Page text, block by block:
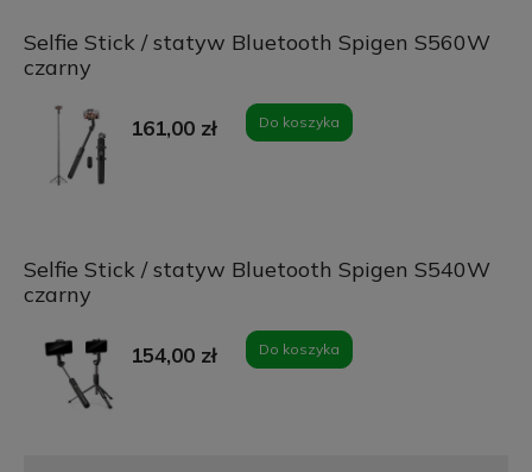
Selfie Stick / statyw Bluetooth Spigen S560W
czarny
161,00 zł Do koszyka
Selfie Stick / statyw Bluetooth Spigen S540W
czarny
154,00 zł Do koszyka